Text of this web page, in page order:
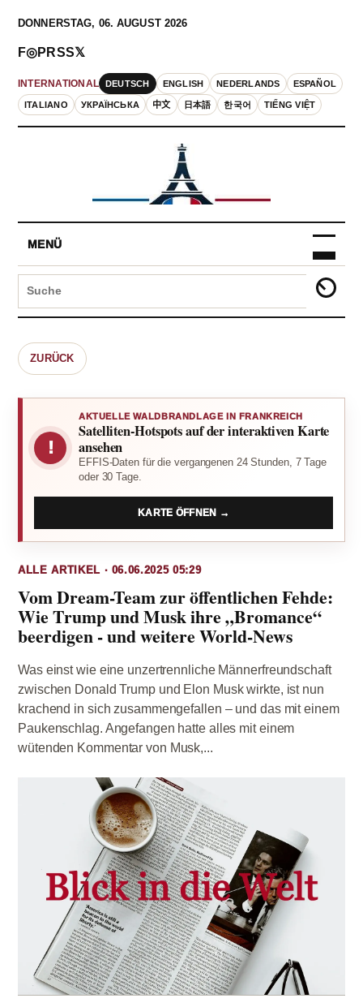
DONNERSTAG, 06. AUGUST 2026
INTERNATIONAL DEUTSCH ENGLISH NEDERLANDS ESPAÑOL
ITALIANO УКРАЇНСЬКА 中文 日本語 한국어 TIẾNG VIỆT
F◎PRSS𝕏
MENÜ
ZURÜCK
!
AKTUELLE WALDBRANDLAGE IN FRANKREICH
Satelliten-Hotspots auf der interaktiven Karte
ansehen
EFFIS-Daten für die vergangenen 24 Stunden, 7 Tage
oder 30 Tage.
KARTE ÖFFNEN →
ALLE ARTIKEL · 06.06.2025 05:29
Vom Dream-Team zur öffentlichen Fehde:
Wie Trump und Musk ihre „Bromance“
beerdigen - und weitere World-News
Was einst wie eine unzertrennliche Männerfreundschaft
zwischen Donald Trump und Elon Musk wirkte, ist nun
krachend in sich zusammengefallen – und das mit einem
Paukenschlag. Angefangen hatte alles mit einem
wütenden Kommentar von Musk,...